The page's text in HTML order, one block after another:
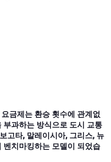
금제는 환승 횟수에 관계없
부과하는 방식으로 도시 교통
고타, 말레이시아, 그리스, 뉴
벤치마킹하는 모델이 되었습